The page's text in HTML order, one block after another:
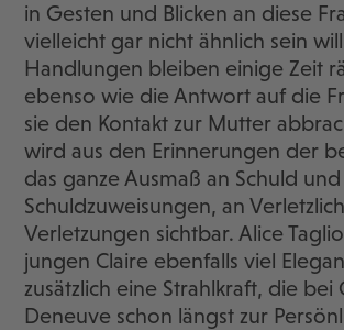
in Gesten und Blicken an diese
vielleicht gar nicht ähnlich sein
Handlungen bleiben einige Zeit
ebenso wie die Antwort auf die
sie den Kontakt zur Mutter
wird aus den Erinnerungen der
das ganze Ausmaß an Schuld und
Schuldzuweisungen, an
Verletzungen sichtbar. Alice
jungen Claire ebenfalls viel
zusätzlich eine Strahlkraft, die bei
Deneuve schon längst zur